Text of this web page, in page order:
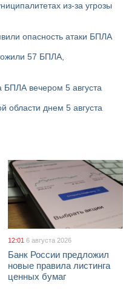
из-за угрозы
опасность атаки БПЛА
57 БПЛА,
БПЛА вечером 5 августа
области днем 5 августа
12:01 6 августа 2026
Банк России предложил
новые правила листинга
ценных бумаг